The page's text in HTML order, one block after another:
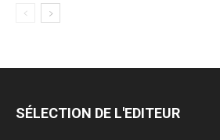
SÉLECTION DE L'EDITEUR